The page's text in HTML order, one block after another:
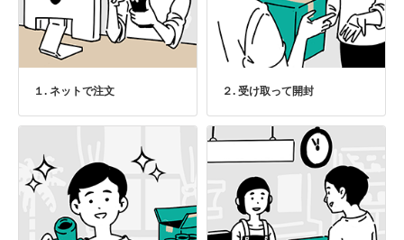
１. ネットで注文 ２. 受け取って開封